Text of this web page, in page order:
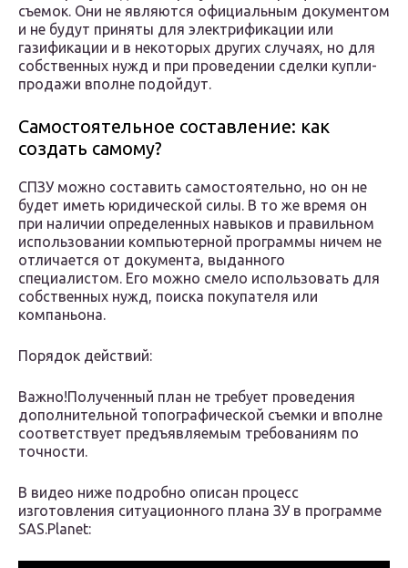
съемок. Они не являются официальным документом
и не будут приняты для электрификации или
газификации и в некоторых других случаях, но для
собственных нужд и при проведении сделки купли-
продажи вполне подойдут.
Самостоятельное составление: как
создать самому?
СПЗУ можно составить самостоятельно, но он не
будет иметь юридической силы. В то же время он
при наличии определенных навыков и правильном
использовании компьютерной программы ничем не
отличается от документа, выданного
специалистом. Его можно смело использовать для
собственных нужд, поиска покупателя или
компаньона.
Порядок действий:
Важно!Полученный план не требует проведения
дополнительной топографической съемки и вполне
соответствует предъявляемым требованиям по
точности.
В видео ниже подробно описан процесс
изготовления ситуационного плана ЗУ в программе
SAS.Planet: